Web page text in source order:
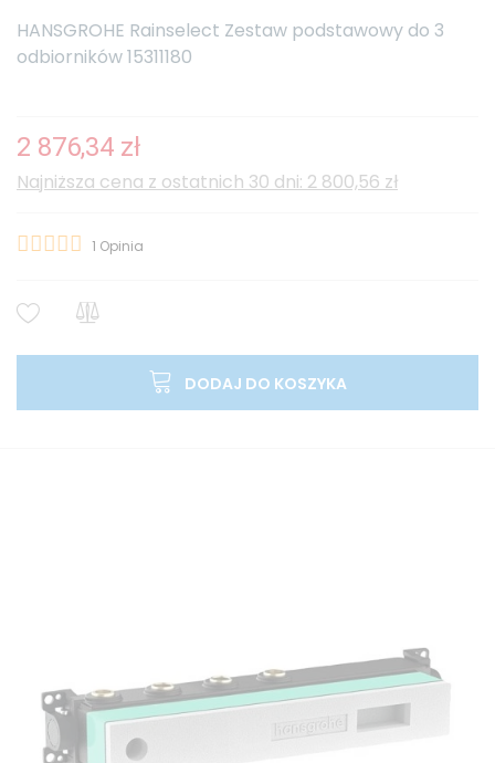
HANSGROHE Rainselect Zestaw podstawowy do 3
odbiorników 15311180
2 876,34 zł
Najniższa cena z ostatnich 30 dni: 2 800,56 zł
1 Opinia
DODAJ DO KOSZYKA